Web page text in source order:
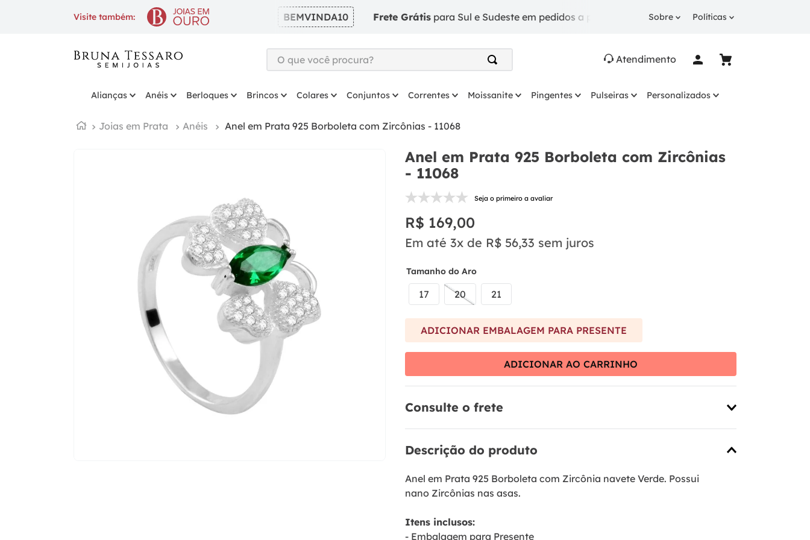
Visite também:
10% OFFna 1ª compra com cupom BEMVINDA10 Frete Grátispara Sul e Sudeste em pedidos a partir de R$ 249. 10% OFFna 1ª compra com
Sobre Políticas
O que você procura?
2º
solitário
7º
8º
9º
brinco
10º aliança
Atendimento
Alianças Anéis Berloques Brincos Colares Conjuntos Correntes Moissanite Pingentes Pulseiras Personalizados
Joias em Prata Anéis Anel em Prata 925 Borboleta com Zircônias - 11068
Anel em Prata 925 Borboleta com Zircônias
- 11068
Seja o primeiro a avaliar
R$ 169,00
Em até 3x de R$ 56,33 sem juros
Tamanho do Aro
17 20 21
ADICIONAR EMBALAGEM PARA PRESENTE
ADICIONAR AO CARRINHO
Consulte o frete
Descrição do produto
Anel em Prata 925 Borboleta com Zircônia navete Verde. Possui
nano Zircônias nas asas.
Itens inclusos:
- Embalagem para Presente